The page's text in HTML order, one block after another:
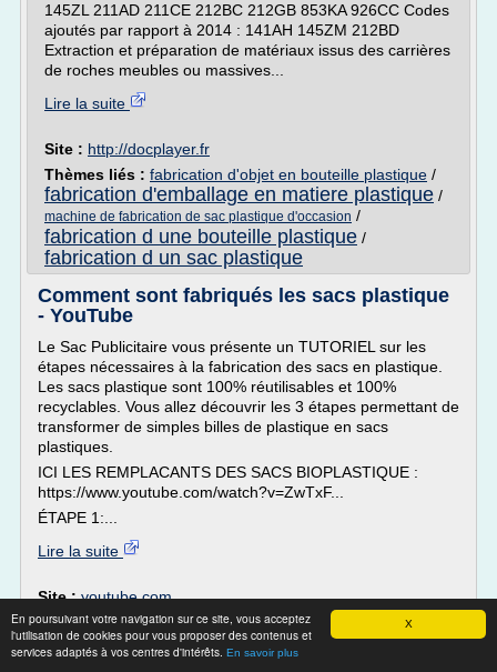
X
En poursuivant votre navigation sur ce site, vous acceptez
l'utilisation de cookies pour vous proposer des contenus et
services adaptés à vos centres d'intérêts. En savoir plus
145ZL 211AD 211CE 212BC 212GB 853KA 926CC Codes
ajoutés par rapport à 2014 : 141AH 145ZM 212BD
Extraction et préparation de matériaux issus des carrières
de roches meubles ou massives...
Lire la suite
Site : http://docplayer.fr
Thèmes liés : fabrication d'objet en bouteille plastique /
fabrication d'emballage en matiere plastique /
machine de fabrication de sac plastique d'occasion /
fabrication d une bouteille plastique /
fabrication d un sac plastique
Comment sont fabriqués les sacs plastique
- YouTube
Le Sac Publicitaire vous présente un TUTORIEL sur les
étapes nécessaires à la fabrication des sacs en plastique.
Les sacs plastique sont 100% réutilisables et 100%
recyclables. Vous allez découvrir les 3 étapes permettant de
transformer de simples billes de plastique en sacs
plastiques.
ICI LES REMPLACANTS DES SACS BIOPLASTIQUE :
https://www.youtube.com/watch?v=ZwTxF...
ÉTAPE 1:...
Lire la suite
Site :youtube.com
Thèmes liés :fabrication sac plastique bio
fabrication d
un sac plastique/fabrication sac plastique publicitaire